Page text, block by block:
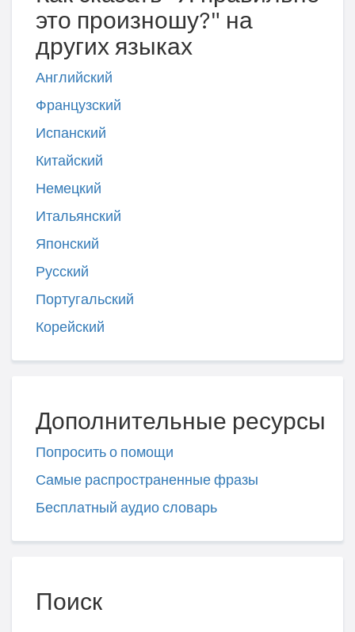
это произношу?" на
других языках
Английский
Французский
Испанский
Китайский
Немецкий
Итальянский
Японский
Русский
Португальский
Корейский
Дополнительные ресурсы
Попросить о помощи
Самые распространенные фразы
Бесплатный аудио словарь
Поиск